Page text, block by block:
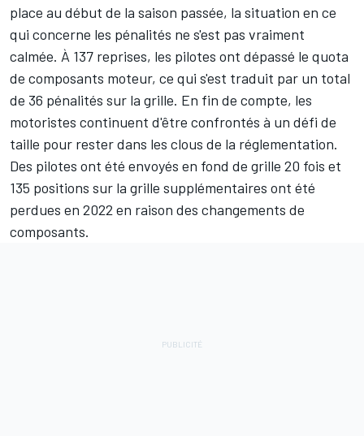
place au début de la saison passée, la situation en ce
qui concerne les pénalités ne s'est pas vraiment
calmée. À 137 reprises, les pilotes ont dépassé le quota
de composants moteur, ce qui s'est traduit par un total
de 36 pénalités sur la grille. En fin de compte, les
motoristes continuent d'être confrontés à un défi de
taille pour rester dans les clous de la réglementation.
Des pilotes ont été envoyés en fond de grille 20 fois et
135 positions sur la grille supplémentaires ont été
perdues en 2022 en raison des changements de
composants.